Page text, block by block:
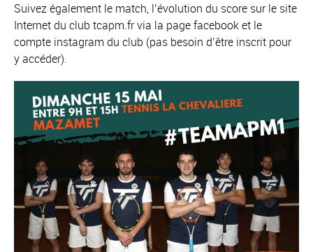
Suivez également le match, l’évolution du score sur le site
Internet du club tcapm.fr via la page facebook et le
compte instagram du club (pas besoin d’être inscrit pour
y accéder).